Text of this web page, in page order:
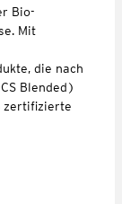
Bio-
Mit
die nach
Blended)
zertifizierte